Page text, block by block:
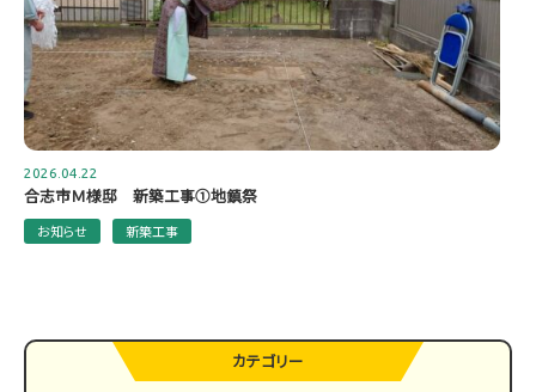
2026.04.22
合志市Ｍ様邸 新築工事①地鎮祭
お知らせ 新築工事
カテゴリー